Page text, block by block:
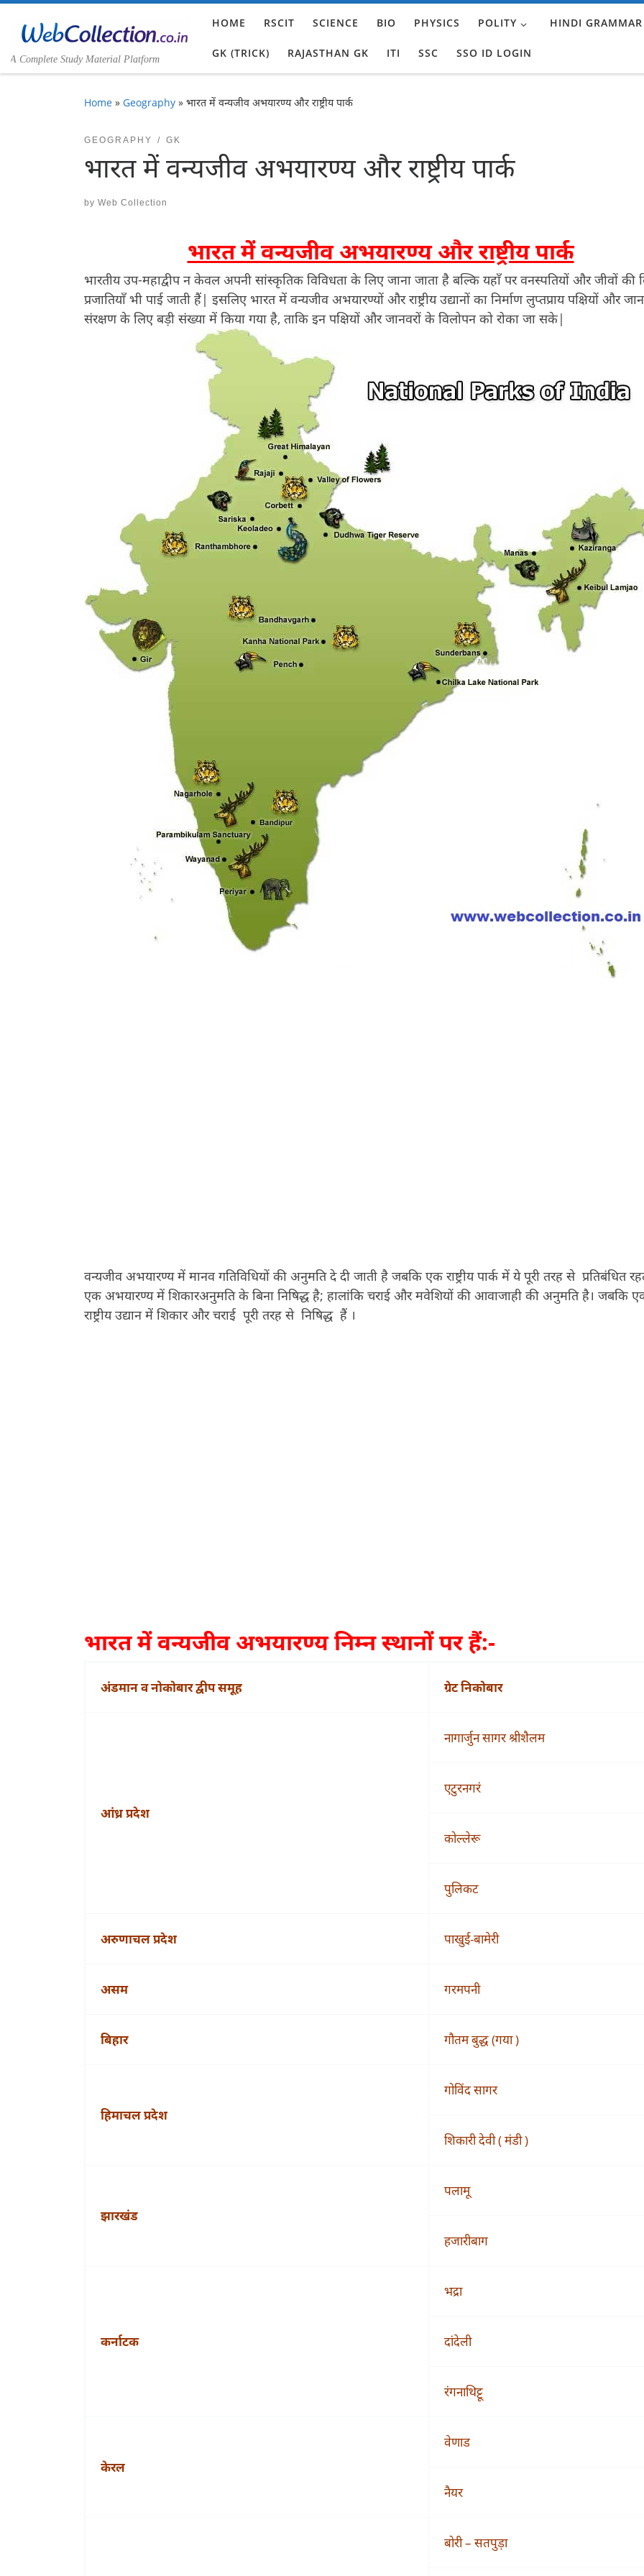
Skip to content
A Complete Study Material Platform
HOME RSCIT SCIENCE BIO PHYSICS POLITY HINDI GRAMMAR
GK (TRICK) RAJASTHAN GK ITI SSC SSO ID LOGIN
Home » Geography » भारत में वन्यजीव अभयारण्य और राष्ट्रीय पार्क
GEOGRAPHY GK
भारत में वन्यजीव अभयारण्य और राष्ट्रीय पार्क
by Web Collection
भारत में वन्यजीव अभयारण्य और राष्ट्रीय पार्क
भारतीय उप-महाद्वीप न केवल अपनी सांस्कृतिक विविधता के लिए जाना जाता है बल्कि यहाँ पर वनस्पतियों और जीवों की
प्रजातियाँ भी पाई जाती हैं| इसलिए भारत में वन्यजीव अभयारण्यों और राष्ट्रीय उद्यानों का निर्माण लुप्तप्राय पक्षियों और
संरक्षण के लिए बड़ी संख्या में किया गया है, ताकि इन पक्षियों और जानवरों के विलोपन को रोका जा सके|
वन्यजीव अभयारण्य में मानव गतिविधियों की अनुमति दे दी जाती है जबकि एक राष्ट्रीय पार्क में ये पूरी तरह से प्रतिबंधित
एक अभयारण्य में शिकारअनुमति के बिना निषिद्ध है; हालांकि चराई और मवेशियों की आवाजाही की अनुमति है। जबकि
राष्ट्रीय उद्यान में शिकार और चराई पूरी तरह से निषिद्ध हैं ।
भारत में वन्यजीव अभयारण्य निम्न स्थानों पर हैं:-
अंडमान व नोकोबार द्वीप समूह ग्रेट निकोबार
आंध्र प्रदेश
नागार्जुन सागर श्रीशैलम
एटुरनगरं
कोल्लेरू
पुलिकट
अरुणाचल प्रदेश पाखुई-बामेरी
असम गरमपनी
बिहार गौतम बुद्ध (गया )
हिमाचल प्रदेश
गोविंद सागर
शिकारी देवी ( मंडी )
झारखंड
पलामू
हजारीबाग
कर्नाटक
भद्रा
दांदेली
रंगनाथिट्टू
केरल
वेणाड
नैयर
बोरी – सतपुड़ा